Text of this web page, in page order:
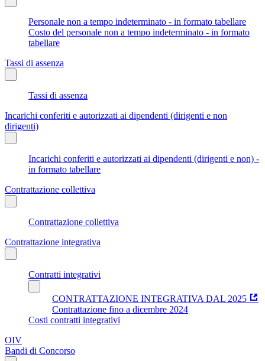
Personale non a tempo indeterminato - in formato tabellare
Costo del personale non a tempo indeterminato - in formato
tabellare
Tassi di assenza
Tassi di assenza
Incarichi conferiti e autorizzati ai dipendenti (dirigenti e non
dirigenti)
Incarichi conferiti e autorizzati ai dipendenti (dirigenti e non) -
in formato tabellare
Contrattazione collettiva
Contrattazione collettiva
Contrattazione integrativa
Contratti integrativi
CONTRATTAZIONE INTEGRATIVA DAL 2025
Contrattazione fino a dicembre 2024
Costi contratti integrativi
OIV
Bandi di Concorso